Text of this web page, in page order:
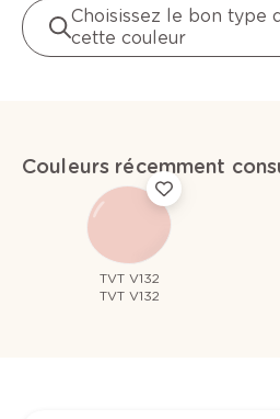
Choisissez le bon type
cette couleur
Couleurs récemment
TVT V132
TVT V132